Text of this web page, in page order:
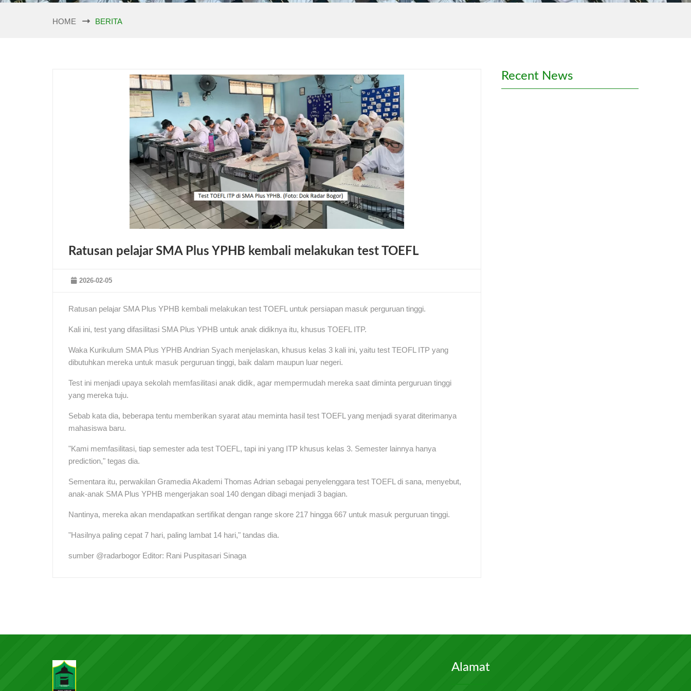
HOME BERITA
Ratusan pelajar SMA Plus YPHB kembali melakukan test TOEFL
2026-02-05
Ratusan pelajar SMA Plus YPHB kembali melakukan test TOEFL untuk persiapan masuk perguruan tinggi.
Kali ini, test yang difasilitasi SMA Plus YPHB untuk anak didiknya itu, khusus TOEFL ITP.
Waka Kurikulum SMA Plus YPHB Andrian Syach menjelaskan, khusus kelas 3 kali ini, yaitu test TEOFL ITP yang
dibutuhkan mereka untuk masuk perguruan tinggi, baik dalam maupun luar negeri.
Test ini menjadi upaya sekolah memfasilitasi anak didik, agar mempermudah mereka saat diminta perguruan tinggi
yang mereka tuju.
Sebab kata dia, beberapa tentu memberikan syarat atau meminta hasil test TOEFL yang menjadi syarat diterimanya
mahasiswa baru.
"Kami memfasilitasi, tiap semester ada test TOEFL, tapi ini yang ITP khusus kelas 3. Semester lainnya hanya
prediction," tegas dia.
Sementara itu, perwakilan Gramedia Akademi Thomas Adrian sebagai penyelenggara test TOEFL di sana, menyebut,
anak-anak SMA Plus YPHB mengerjakan soal 140 dengan dibagi menjadi 3 bagian.
Nantinya, mereka akan mendapatkan sertifikat dengan range skore 217 hingga 667 untuk masuk perguruan tinggi.
"Hasilnya paling cepat 7 hari, paling lambat 14 hari," tandas dia.
sumber @radarbogor Editor: Rani Puspitasari Sinaga
Recent News
Alamat